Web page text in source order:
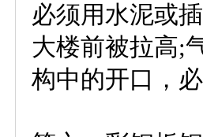
必须用水泥或
大楼前被拉高;
构中的开口，